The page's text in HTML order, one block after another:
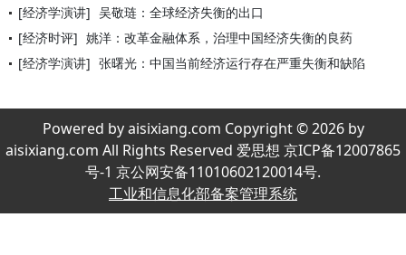
[经济学演讲] 吴敬琏：全球经济失衡的出口
[经济时评] 姚洋：改革金融体系，治理中国经济失衡的良药
[经济学演讲] 张曙光：中国当前经济运行存在严重失衡和缺陷
Powered by aisixiang.com Copyright © 2026 by
aisixiang.com All Rights Reserved 爱思想 京ICP备12007865
号-1 京公网安备11010602120014号.
工业和信息化部备案管理系统